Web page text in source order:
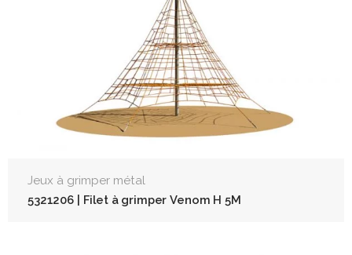
Jeux à grimper métal
5321206 | Filet à grimper Venom H 5M